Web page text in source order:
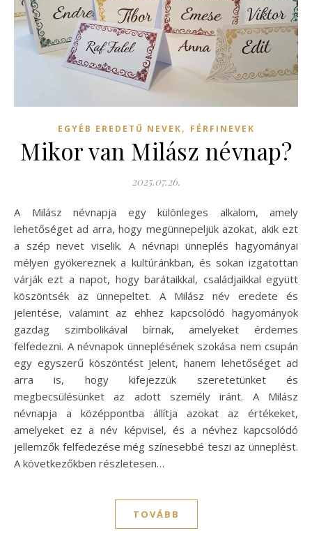
EGYÉB EREDETŰ NEVEK, FÉRFINEVEK
Mikor van Milász névnap?
2025.07.26.
A Milász névnapja egy különleges alkalom, amely
lehetőséget ad arra, hogy megünnepeljük azokat, akik ezt
a szép nevet viselik. A névnapi ünneplés hagyományai
mélyen gyökereznek a kultúránkban, és sokan izgatottan
várják ezt a napot, hogy barátaikkal, családjaikkal együtt
köszöntsék az ünnepeltet. A Milász név eredete és
jelentése, valamint az ehhez kapcsolódó hagyományok
gazdag szimbolikával bírnak, amelyeket érdemes
felfedezni. A névnapok ünneplésének szokása nem csupán
egy egyszerű köszöntést jelent, hanem lehetőséget ad
arra is, hogy kifejezzük szeretetünket és
megbecsülésünket az adott személy iránt. A Milász
névnapja a középpontba állítja azokat az értékeket,
amelyeket ez a név képvisel, és a névhez kapcsolódó
jellemzők felfedezése még színesebbé teszi az ünneplést.
A következőkben részletesen…
TOVÁBB